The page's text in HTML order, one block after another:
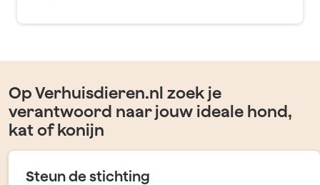
Op Verhuisdieren.nl zoek je
verantwoord naar jouw ideale hond,
kat of konijn
Steun de stichting